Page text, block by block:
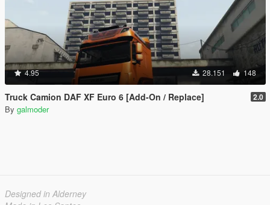
4.95 28.151 148
Truck Camion DAF XF Euro 6 [Add-On / Replace] 2.0
By galmoder
Designed in Alderney